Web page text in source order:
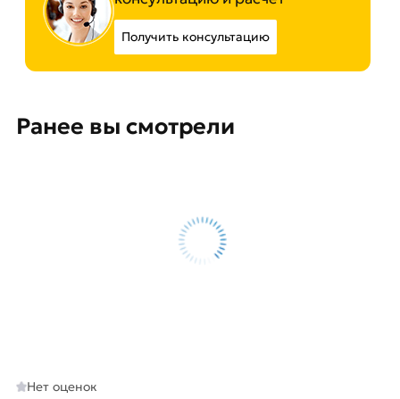
Получить консультацию
Ранее вы смотрели
Нет оценок